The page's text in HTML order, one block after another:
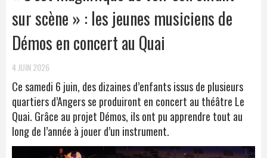
sur scène » : les jeunes musiciens de
Démos en concert au Quai
4 JUIN 2026
Ce samedi 6 juin, des dizaines d’enfants issus de plusieurs
quartiers d’Angers se produiront en concert au théâtre Le
Quai. Grâce au projet Démos, ils ont pu apprendre tout au
long de l’année à jouer d’un instrument.